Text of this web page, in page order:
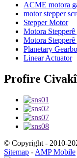
ACME motora
motor stepper
Stepper Motor
Motora
Motora
Planetary
Linear Actuator
Profire Civakî
© Copyright - 2010-
Sitemap - AMP Mobile